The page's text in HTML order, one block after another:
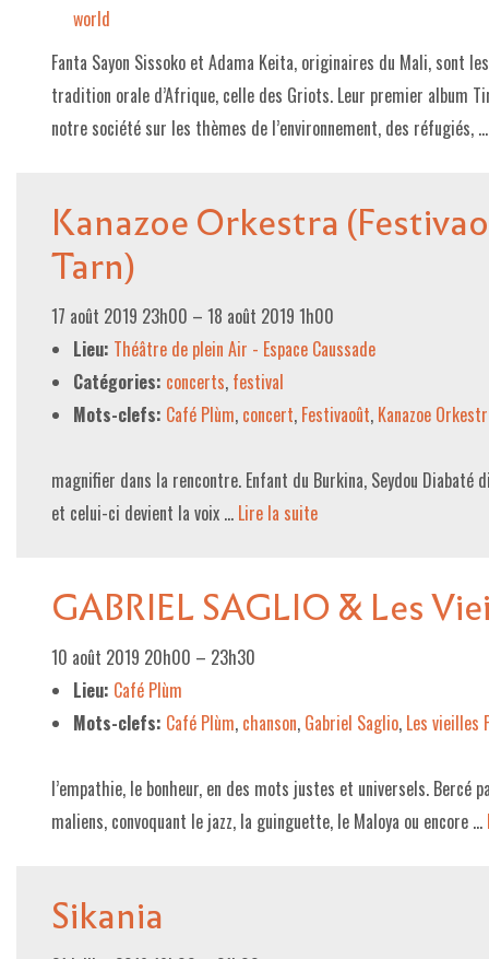
world
Fanta Sayon Sissoko et Adama Keita, originaires du Mali, sont
tradition orale d’Afrique, celle des Griots. Leur premier album
notre société sur les thèmes de l’environnement, des réfugiés,
Kanazoe Orkestra
Tarn)
17 août 2019 23h00 – 18 août 2019 1h00
Lieu: Théâtre de plein Air - Espace Caussade
Catégories: concerts, festival
Mots-clefs: Café Plùm, concert, Festivaoût, Kanazoe
magnifier dans la rencontre. Enfant du Burkina, Seydou Diabaté
et celui-ci devient la voix … Lire la suite­­
GABRIEL SAGLIO & Les
10 août 2019 20h00 – 23h30
Lieu: Café Plùm
Mots-clefs: Café Plùm, chanson, Gabriel Saglio, Les vieilles
l’empathie, le bonheur, en des mots justes et universels. Bercé
maliens, convoquant le jazz, la guinguette, le Maloya ou encore …
Sikania